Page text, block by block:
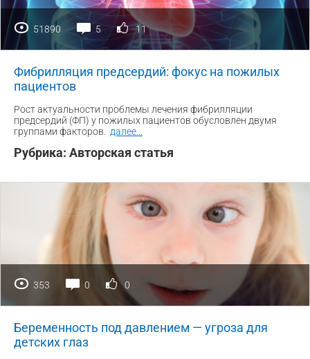
51890 5 11
Фибрилляция предсердий: фокус на пожилых
пациентов
Рост актуальности проблемы лечения фибрилляции
предсердий (ФП) у пожилых пациентов обусловлен двумя
группами факторов.
далее
Рубрика: Авторская статья
353 0 0
Беременность под давлением — угроза для
детских глаз